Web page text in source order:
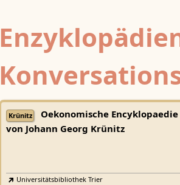
Krünitz
Oekonomische Encyklopaedie
von Johann Georg Krünitz
Universitätsbibliothek Trier